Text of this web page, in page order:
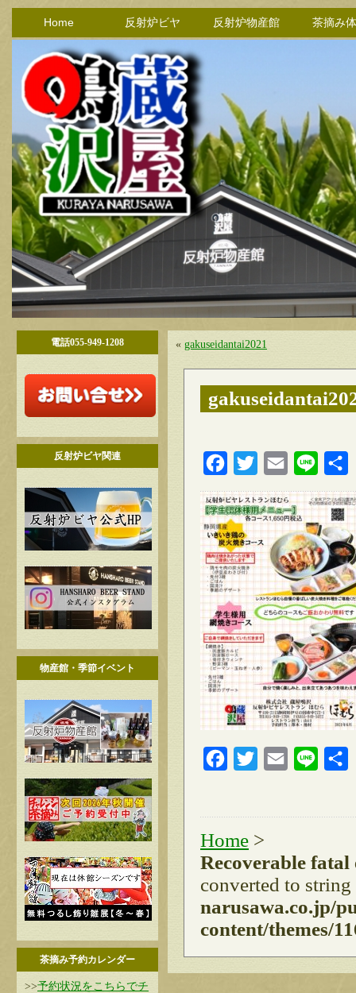
Home 反射炉ビヤ 反射炉物産館 茶摘み
電話055-949-1208
反射炉ビヤ関連
物産館・季節イベント
茶摘み予約カレンダー
>>予約状況をこちらでチ
« gakuseidantai2021
FacebookTwitter Email Line
FacebookTwitter Email Line
Home >
Recoverable
converted to
narusawa.co.jp/
content/themes/